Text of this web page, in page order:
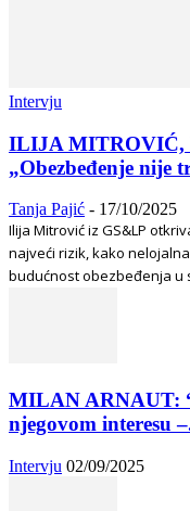
Intervju
ILIJA MITROVIĆ,
„Obezbeđenje nije
Tanja Pajić - 17/10/2025
Ilija Mitrović iz GS&LP
najveći rizik, kako
budućnost obezbeđenja u
MILAN ARNAUT:
njegovom interesu
Intervju 02/09/2025